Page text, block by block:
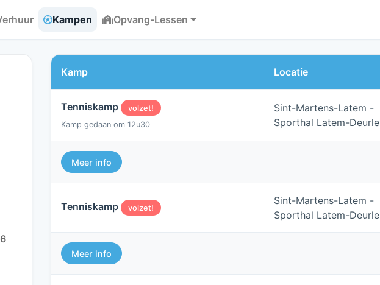
Kampen Opvang-Lessen
Kamp Locatie
Tenniskamp
volzet!
Kamp gedaan om 12u30
Sint-Martens-Latem -
Sporthal Latem-Deurle
Meer info
Tenniskamp volzet!
Sint-Martens-Latem -
Sporthal Latem-Deurle
Meer info